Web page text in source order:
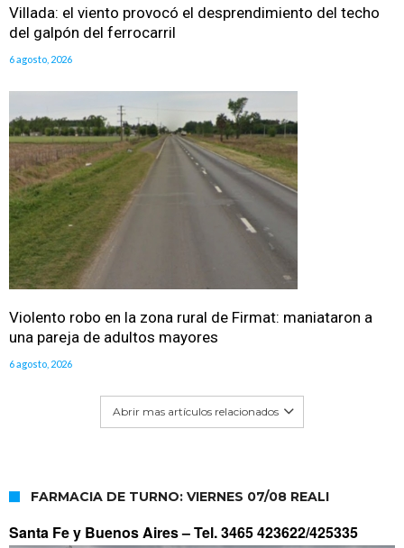
Villada: el viento provocó el desprendimiento del techo
del galpón del ferrocarril
6 agosto, 2026
Violento robo en la zona rural de Firmat: maniataron a
una pareja de adultos mayores
6 agosto, 2026
Abrir mas artículos relacionados
FARMACIA DE TURNO: VIERNES 07/08 REALI
Santa Fe y Buenos Aires –Tel. 3465 423622/425335